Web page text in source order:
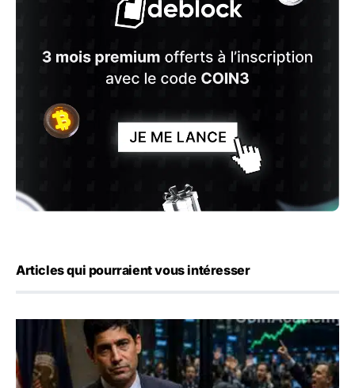
Articles qui pourraient vous intéresser
Emploi américain : 23 000 postes détruits en juillet, les